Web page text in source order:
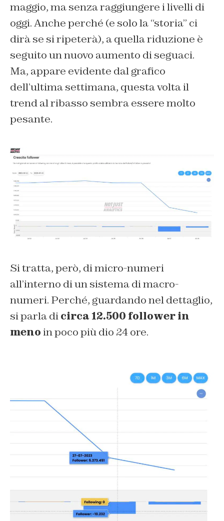
maggio, ma senza raggiungere i livelli di
oggi. Anche perché (e solo la “storia” ci
dirà se si ripeterà), a quella riduzione è
seguito un nuovo aumento di seguaci.
Ma, appare evidente dal grafico
dell’ultima settimana, questa volta il
trend al ribasso sembra essere molto
pesante.
Si tratta, però, di micro-numeri
all’interno di un sistema di macro-
numeri. Perché, guardando nel dettaglio,
si parla dicirca 12.500 follower in
menoin poco più dio 24 ore.